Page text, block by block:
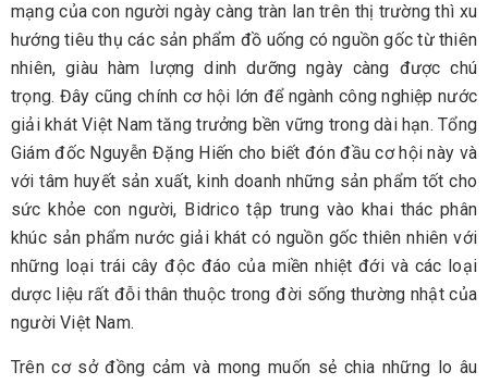
mạng của con người ngày càng tràn lan trên thị trường thì xu
hướng tiêu thụ các sản phẩm đồ uống có nguồn gốc từ thiên
nhiên, giàu hàm lượng dinh dưỡng ngày càng được chú
trọng. Đây cũng chính cơ hội lớn để ngành công nghiệp nước
giải khát Việt Nam tăng trưởng bền vững trong dài hạn. Tổng
Giám đốc Nguyễn Đặng Hiến cho biết đón đầu cơ hội này và
với tâm huyết sản xuất, kinh doanh những sản phẩm tốt cho
sức khỏe con người, Bidrico tập trung vào khai thác phân
khúc sản phẩm nước giải khát có nguồn gốc thiên nhiên với
những loại trái cây độc đáo của miền nhiệt đới và các loại
dược liệu rất đỗi thân thuộc trong đời sống thường nhật của
người Việt Nam.
Trên cơ sở đồng cảm và mong muốn sẻ chia những lo âu